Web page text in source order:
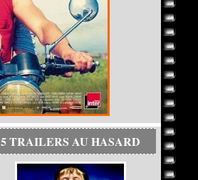
5 TRAILERS AU HASARD